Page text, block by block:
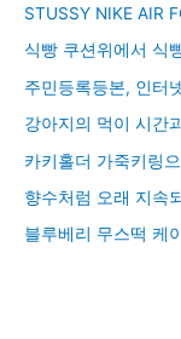
STUSSY NIKE AIR
식빵 쿠션위에서 식
주민등록등본, 인터
강아지의 먹이 시간
카키홀더 가죽키링
향수처럼 오래 지속
블루베리 무스떡 케